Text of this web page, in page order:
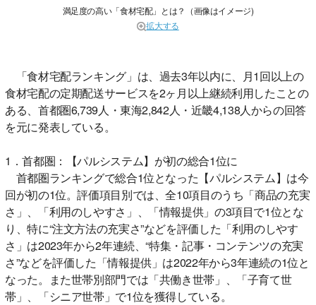
満足度の高い「食材宅配」とは？（画像はイメージ)
拡大する
「食材宅配ランキング」は、過去3年以内に、月1回以上の
食材宅配の定期配送サービスを2ヶ月以上継続利用したことの
ある、首都圏6,739人・東海2,842人・近畿4,138人からの回答
を元に発表している。
1．首都圏：【パルシステム】が初の総合1位に
首都圏ランキングで総合1位となった【パルシステム】は今
回が初の1位。評価項目別では、全10項目のうち「商品の充実
さ」、「利用のしやすさ」、「情報提供」の3項目で1位とな
り、特に“注文方法の充実さ”などを評価した「利用のしやす
さ」は2023年から2年連続、“特集・記事・コンテンツの充実
さ”などを評価した「情報提供」は2022年から3年連続の1位と
なった。また世帯別部門では「共働き世帯」、「子育て世
帯」、「シニア世帯」で1位を獲得している。